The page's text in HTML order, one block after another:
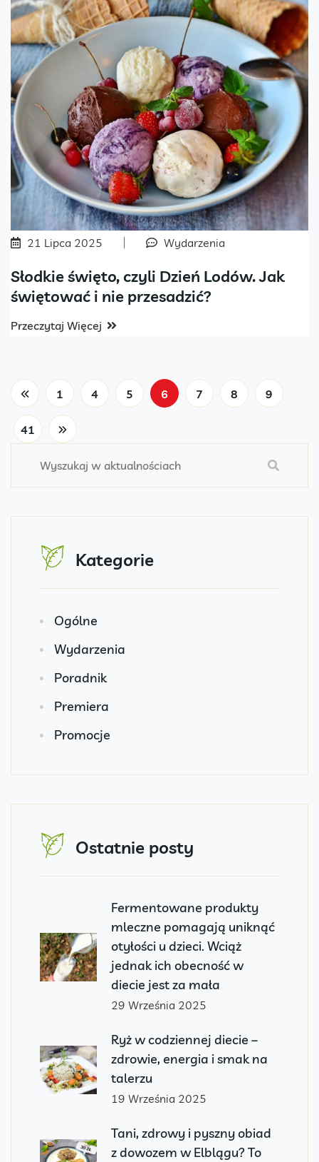
21 Lipca 2025 Wydarzenia
Słodkie święto, czyli Dzień Lodów. Jak
świętować i nie przesadzić?
Przeczytaj Więcej
1 4 5 6 7 8 9
41
Kategorie
Ogólne
Wydarzenia
Poradnik
Premiera
Promocje
Ostatnie posty
Fermentowane produkty
mleczne pomagają uniknąć
otyłości u dzieci. Wciąż
jednak ich obecność w
diecie jest za mała
29 Września 2025
Ryż w codziennej diecie –
zdrowie, energia i smak na
talerzu
19 Września 2025
Tani, zdrowy i pyszny obiad
z dowozem w Elblągu? To